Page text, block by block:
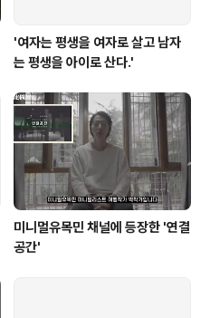
'여자는 평생을 여자로 살고 남자
는 평생을 아이로 산다.'
미니멀유목민 채널에 등장한 '연결
공간'